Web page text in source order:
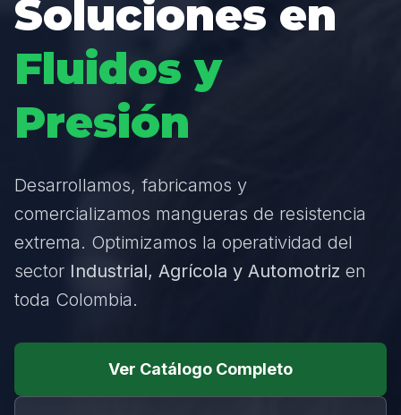
Soluciones en
Fluidos y
Presión
Desarrollamos, fabricamos y
comercializamos mangueras de resistencia
extrema. Optimizamos la operatividad del
sector Industrial, Agrícola y Automotriz en
toda Colombia.
Ver Catálogo Completo